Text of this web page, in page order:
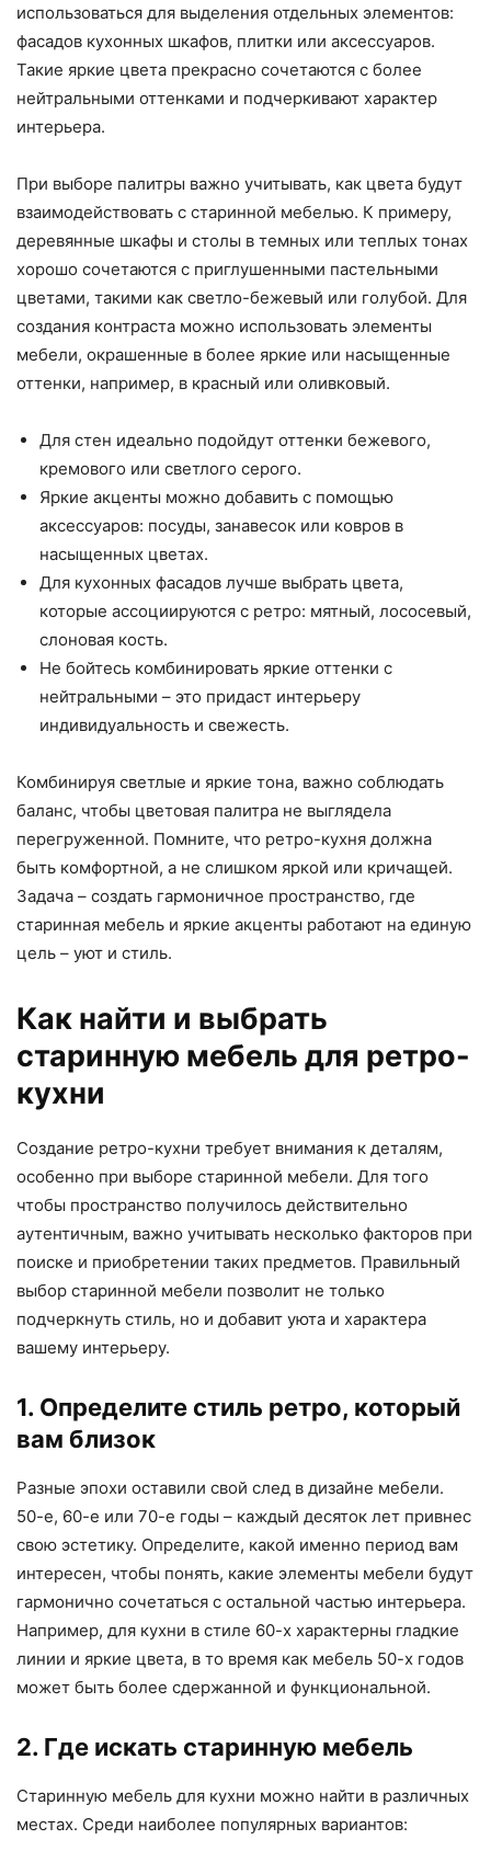
использоваться для выделения отдельных элементов:
фасадов кухонных шкафов, плитки или аксессуаров.
Такие яркие цвета прекрасно сочетаются с более
нейтральными оттенками и подчеркивают характер
интерьера.
При выборе палитры важно учитывать, как цвета будут
взаимодействовать с старинной мебелью. К примеру,
деревянные шкафы и столы в темных или теплых тонах
хорошо сочетаются с приглушенными пастельными
цветами, такими как светло-бежевый или голубой. Для
создания контраста можно использовать элементы
мебели, окрашенные в более яркие или насыщенные
оттенки, например, в красный или оливковый.
Для стен идеально подойдут оттенки бежевого,
кремового или светлого серого.
Яркие акценты можно добавить с помощью
аксессуаров: посуды, занавесок или ковров в
насыщенных цветах.
Для кухонных фасадов лучше выбрать цвета,
которые ассоциируются с ретро: мятный, лососевый,
слоновая кость.
Не бойтесь комбинировать яркие оттенки с
нейтральными – это придаст интерьеру
индивидуальность и свежесть.
Комбинируя светлые и яркие тона, важно соблюдать
баланс, чтобы цветовая палитра не выглядела
перегруженной. Помните, что ретро-кухня должна
быть комфортной, а не слишком яркой или кричащей.
Задача – создать гармоничное пространство, где
старинная мебель и яркие акценты работают на единую
цель – уют и стиль.
Как найти и выбрать
старинную мебель для ретро-
кухни
Создание ретро-кухни требует внимания к деталям,
особенно при выборе старинной мебели. Для того
чтобы пространство получилось действительно
аутентичным, важно учитывать несколько факторов при
поиске и приобретении таких предметов. Правильный
выбор старинной мебели позволит не только
подчеркнуть стиль, но и добавит уюта и характера
вашему интерьеру.
1. Определите стиль ретро, который
вам близок
Разные эпохи оставили свой след в дизайне мебели.
50-е, 60-е или 70-е годы – каждый десяток лет привнес
свою эстетику. Определите, какой именно период вам
интересен, чтобы понять, какие элементы мебели будут
гармонично сочетаться с остальной частью интерьера.
Например, для кухни в стиле 60-х характерны гладкие
линии и яркие цвета, в то время как мебель 50-х годов
может быть более сдержанной и функциональной.
2. Где искать старинную мебель
Старинную мебель для кухни можно найти в различных
местах. Среди наиболее популярных вариантов: